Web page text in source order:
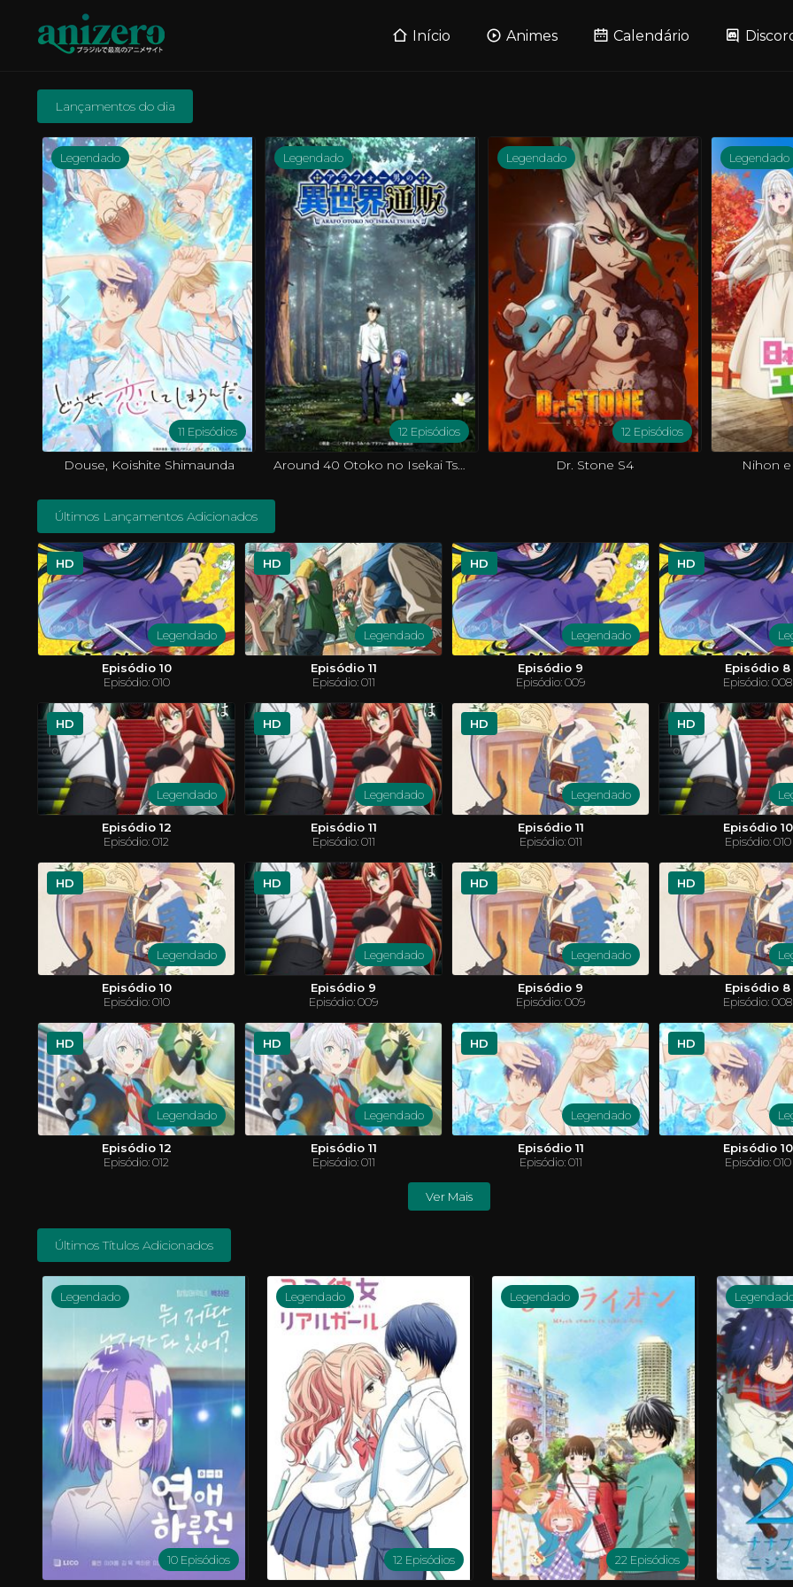
Início Animes Calendário
Lançamentos do dia
Legendado
11 Episódios
Douse, Koishite Shimaunda
Legendado
12 Episódios
Around 40 Otoko no Isekai Tsuuhan
Legendado
12 Episódios
Dr. Stone S4
Legendado
Nihon
Últimos Lançamentos Adicionados
HD
Legendado
Episódio 10
Episódio: 010
HD
Legendado
Episódio 11
Episódio: 011
HD
Legendado
Episódio 9
Episódio: 009
HD
Episódio 8
Episódio: 008
HD
Legendado
Episódio 12
Episódio: 012
HD
Legendado
Episódio 11
Episódio: 011
HD
Legendado
Episódio 11
Episódio: 011
HD
Episódio 10
Episódio: 010
HD
Legendado
Episódio 10
Episódio: 010
HD
Legendado
Episódio 9
Episódio: 009
HD
Legendado
Episódio 9
Episódio: 009
HD
Episódio 8
Episódio: 008
HD
Legendado
Episódio 12
Episódio: 012
HD
Legendado
Episódio 11
Episódio: 011
HD
Legendado
Episódio 11
Episódio: 011
HD
Episódio 10
Episódio: 010
Ver Mais
garoto
sua
Fairy Tail
Lucy é uma garota de 16 anos que quer se tornar
uma maga completa, para isso, ela precisa entrar
em uma guilda de magos. Um dia visitando a
rapaz que fica facilmente enjoado com qualquer
tipo de transporte. Mas Natsu não é apenas uma
criança fraca, ele é um membro de uma das
maiores e infames guildas: FAIRY TAIL.
ACTION & ADVENTURE
ANIMAÇÃO
COMÉDIA
MISTÉRIO SCI-FI & FANTASY
Yu-Gi-Oh! S1
O jovem estudante do ensino médio Yugi Muto
derrota o campeão mundial, Seto Kaiba, em um
duelo de cartas com a misteriosa ajuda do quebra-
inesperada, Yugi se torna famoso em todo o
mundo e passa a participar de outros duelos para
salvar os amigos e a família.
AVENTURA
FANTASIA
FICÇÃO CIENTÍFICA
SHOUNEN
Clarencio, O Otimista
Clarêncio é um menino espirituoso
boas em tudo, e por isso é um
melhores amigos são Jeff, um
Sumo, um menino com um
sempre está ao lado de Clarêncio.
únicas da vida de Clarêncio podem
CARTOON COMÉDIA
Últimos Títulos Adicionados
Legendado
10 Episódios
Legendado
12 Episódios
Legendado
22 Episódios